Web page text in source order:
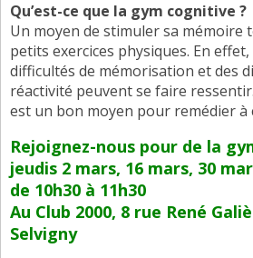
Qu’est-ce que la gym cognitive ?
Un moyen de stimuler sa mémoire
petits exercices physiques. En effet,
difficultés de mémorisation et des
réactivité peuvent se faire
est un bon moyen pour remédier à
Rejoignez-nous pour de la
jeudis 2 mars, 16 mars, 30
de 10h30 à 11h30
Au Club 2000, 8 rue René
Selvigny